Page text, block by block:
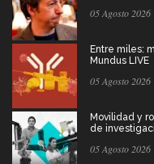
05 Agosto 2026
Entre miles:
Mundus LIVE
05 Agosto 2026
Movilidad y
de
05 Agosto 2026